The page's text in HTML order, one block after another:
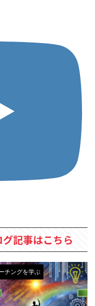
記事はこちら
チングを学ぶ